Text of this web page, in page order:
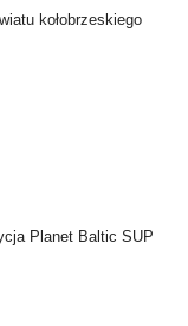
kołobrzeskiego
Planet Baltic SUP